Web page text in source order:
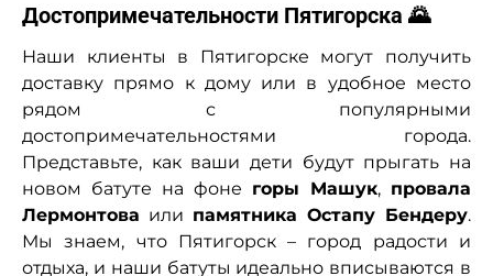
Достопримечательности Пятигорска 🌄
Наши клиенты в Пятигорске могут получить
доставку прямо к дому или в удобное место
рядом с популярными
достопримечательностями города.
Представьте, как ваши дети будут прыгать на
новом батуте на фоне горы Машук, провала
Лермонтова или памятника Остапу Бендеру.
Мы знаем, что Пятигорск – город радости и
отдыха, и наши батуты идеально вписываются в